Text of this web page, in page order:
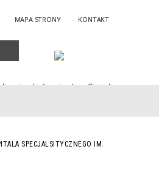
MAPA STRONY KONTAKT
nie obsługuje JavaScript
SPECJALSITYCZNEGO IM.